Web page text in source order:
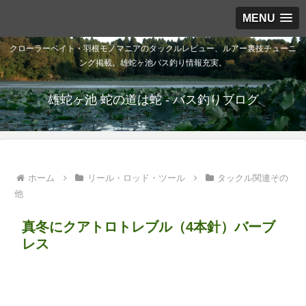
MENU
クローラーベイト・羽根モノマニアのタックルレビュー、ルアー裏技チューニ
ング掲載。雄蛇ヶ池バス釣り情報充実。
雄蛇ヶ池 蛇の道は蛇 - バス釣りブログ
ホーム リール・ロッド・ツール
タックル関連その
他
真冬にクアトロトレブル（4本針）バーブ
レス